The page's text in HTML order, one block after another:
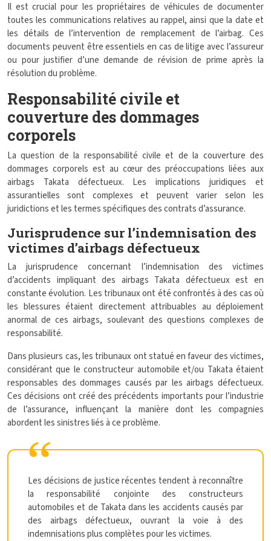
Il est crucial pour les propriétaires de véhicules de documenter
toutes les communications relatives au rappel, ainsi que la date et
les détails de l’intervention de remplacement de l’airbag. Ces
documents peuvent être essentiels en cas de litige avec l’assureur
ou pour justifier d’une demande de révision de prime après la
résolution du problème.
Responsabilité civile et
couverture des dommages
corporels
La question de la responsabilité civile et de la couverture des
dommages corporels est au cœur des préoccupations liées aux
airbags Takata défectueux. Les implications juridiques et
assurantielles sont complexes et peuvent varier selon les
juridictions et les termes spécifiques des contrats d’assurance.
Jurisprudence sur l’indemnisation des
victimes d’airbags défectueux
La jurisprudence concernant l’indemnisation des victimes
d’accidents impliquant des airbags Takata défectueux est en
constante évolution. Les tribunaux ont été confrontés à des cas où
les blessures étaient directement attribuables au déploiement
anormal de ces airbags, soulevant des questions complexes de
responsabilité.
Dans plusieurs cas, les tribunaux ont statué en faveur des victimes,
considérant que le constructeur automobile et/ou Takata étaient
responsables des dommages causés par les airbags défectueux.
Ces décisions ont créé des précédents importants pour l’industrie
de l’assurance, influençant la manière dont les compagnies
abordent les sinistres liés à ce problème.
Les décisions de justice récentes tendent à reconnaître
la responsabilité conjointe des constructeurs
automobiles et de Takata dans les accidents causés par
des airbags défectueux, ouvrant la voie à des
indemnisations plus complètes pour les victimes.